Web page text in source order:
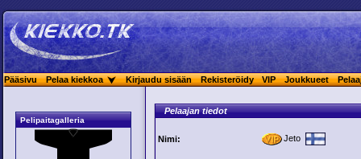
Pääsivu Pelaa kiekkoa Kirjaudu sisään Rekisteröidy VIP Joukkueet
Pelipaitagalleria
Pelaajan tiedot
Nimi: Jeto